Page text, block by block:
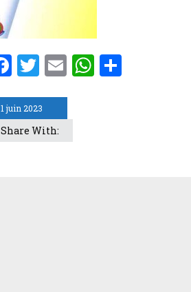
1 juin 2023
Facebook
Twitter
EmailWhatsApp
Share With: